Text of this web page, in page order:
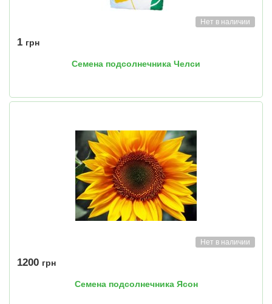
Нет в наличии
1 грн
Семена подсолнечника Челси
Нет в наличии
1200 грн
Семена подсолнечника Ясон